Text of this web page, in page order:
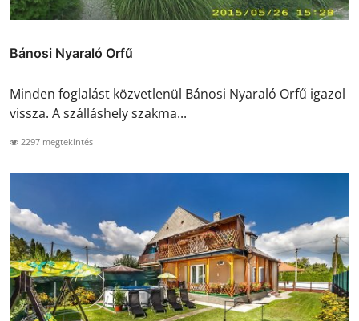
Bánosi Nyaraló Orfű
Minden foglalást közvetlenül Bánosi Nyaraló Orfű igazol
vissza. A szálláshely szakma...
2297 megtekintés